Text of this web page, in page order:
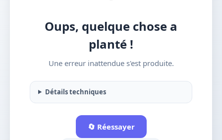
Oups, quelque chose a
planté !
Une erreur inattendue s'est produite.
Détails techniques
🔄 Réessayer